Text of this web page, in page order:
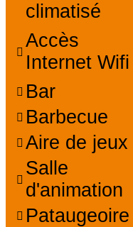
climatisé
Accès
Internet Wifi
Bar
Barbecue
Aire de jeux
Salle
d'animation
Pataugeoire